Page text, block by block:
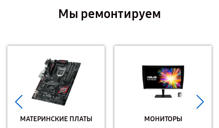
Мы ремонтируем
МАТЕРИНСКИЕ ПЛАТЫ МОНИТОРЫ